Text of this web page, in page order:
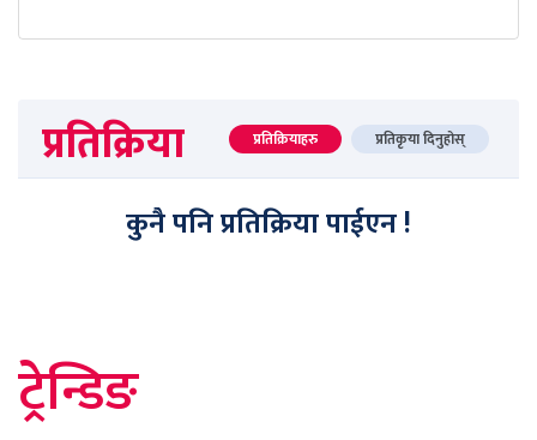
प्रतिक्रिया प्रतिक्रियाहरु प्रतिकृया दिनुहोस्
कुनै पनि प्रतिक्रिया पाईएन !
ट्रेन्डिङ